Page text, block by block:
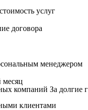
услуг
договора
менеджером
месяц
компаний За долгие
клиентами